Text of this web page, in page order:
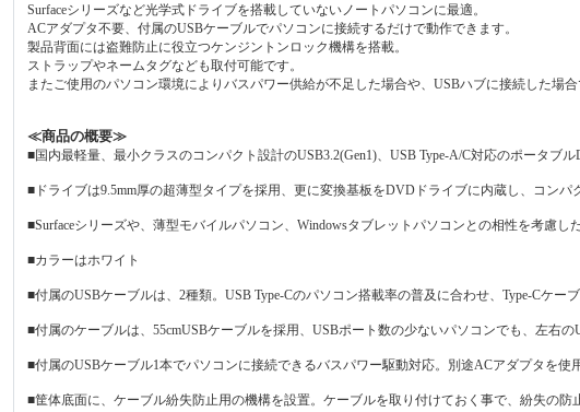
Surfaceシリーズなど光学式ドライブを搭載していないノートパソコンに最適。
ACアダプタ不要、付属のUSBケーブルでパソコンに接続するだけで動作できます。
製品背面には盗難防止に役立つケンジントンロック機構を搭載。
ストラップやネームタグなども取付可能です。
またご使用のパソコン環境によりバスパワー供給が不足した場合や、USBハブに接続した場
≪商品の概要≫
■国内最軽量、最小クラスのコンパクト設計のUSB3.2(Gen1)、USB Type-A/C対応のポータブル
■ドライブは9.5mm厚の超薄型タイプを採用、更に変換基板をDVDドライブに内蔵し、コン
■Surfaceシリーズや、薄型モバイルパソコン、Windowsタブレットパソコンとの相性を考慮し
■カラーはホワイト
■付属のUSBケーブルは、2種類。USB Type-Cのパソコン搭載率の普及に合わせ、Type-Cケー
■付属のケーブルは、55cmUSBケーブルを採用、USBポート数の少ないパソコンでも、左右
■付属のUSBケーブル1本でパソコンに接続できるバスパワー駆動対応。別途ACアダプタを使
■筐体底面に、ケーブル紛失防止用の機構を設置。ケーブルを取り付けておく事で、紛失の防